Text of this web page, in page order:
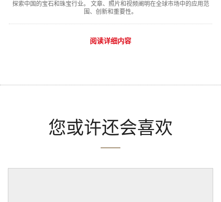
探索中国的宝石和珠宝行业。 文章、照片和视频阐明在全球市场中的应用范
围、创新和重要性。
阅读详细内容
您或许还会喜欢